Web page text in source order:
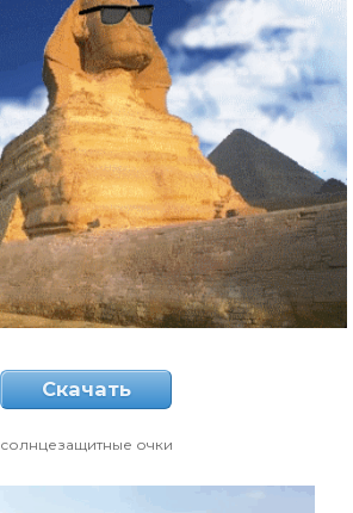
Скачать
солнцезащитные очки